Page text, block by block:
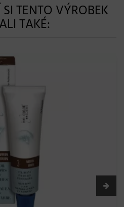
TENTO VÝROBEK
TAKÉ:
Sibel č. 3,1, světle hnědá,